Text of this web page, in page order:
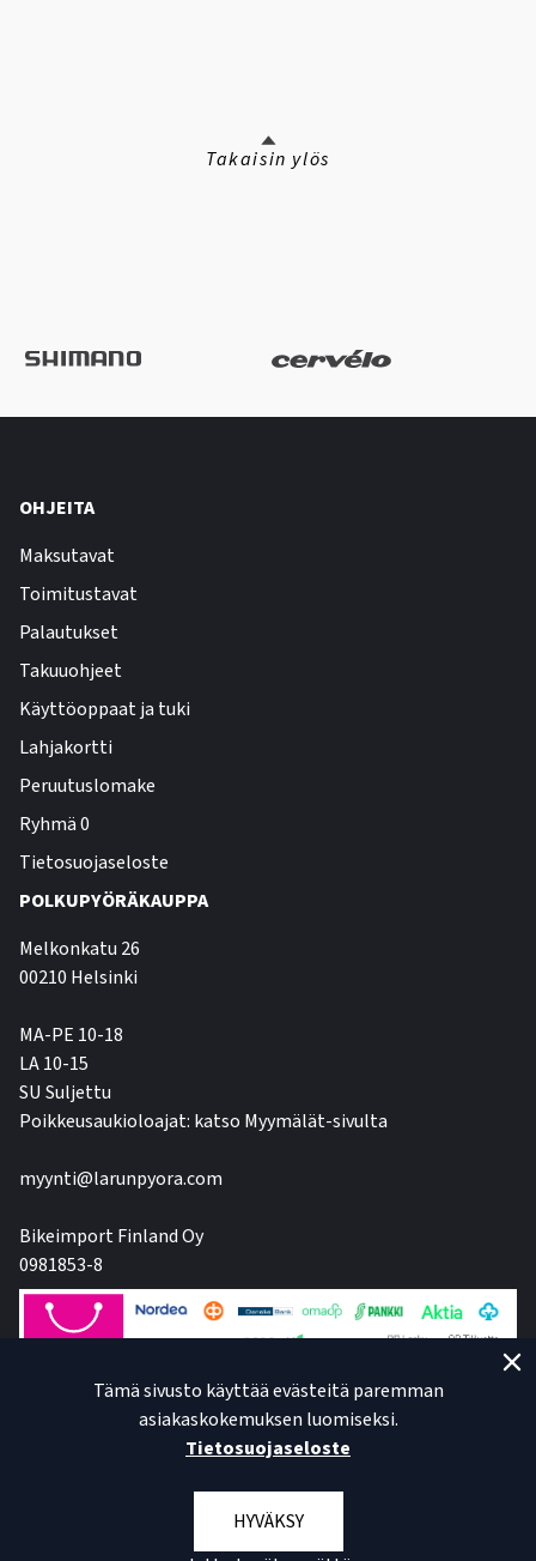
Takaisin ylös
OHJEITA
Maksutavat
Toimitustavat
Palautukset
Takuuohjeet
Käyttöoppaat ja tuki
Lahjakortti
Peruutuslomake
Ryhmä 0
Tietosuojaseloste
POLKUPYÖRÄKAUPPA
Melkonkatu 26
00210 Helsinki
MA-PE 10-18
LA 10-15
SU Suljettu
Poikkeusaukioloajat: katso Myymälät-sivulta
myynti@larunpyora.com
Bikeimport Finland Oy
0981853-8
Tämä sivusto käyttää evästeitä paremman
asiakaskokemuksen luomiseksi.
Tietosuojaseloste
HYVÄKSY